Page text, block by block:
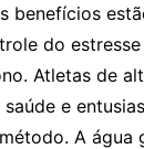
benefícios
do
Atletas de
e
A água